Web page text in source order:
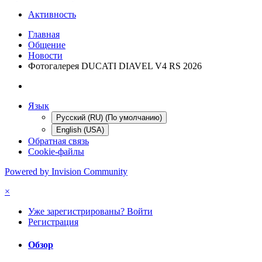
Активность
Главная
Общение
Новости
Фотогалерея DUCATI DIAVEL V4 RS 2026
Язык
Русский (RU) (По умолчанию)
English (USA)
Обратная связь
Cookie-файлы
Powered by Invision Community
×
Уже зарегистрированы? Войти
Регистрация
Обзор